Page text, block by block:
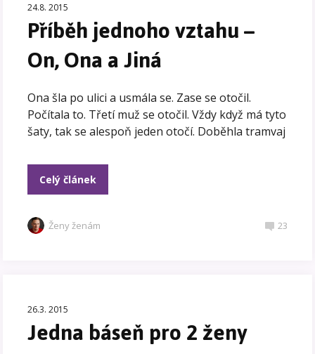
24.8. 2015
Příběh jednoho vztahu –
On, Ona a Jiná
Ona šla po ulici a usmála se. Zase se otočil.
Počítala to. Třetí muž se otočil. Vždy když má tyto
šaty, tak se alespoň jeden otočí. Doběhla tramvaj
Celý článek
Ženy ženám 23
26.3. 2015
Jedna báseň pro 2 ženy